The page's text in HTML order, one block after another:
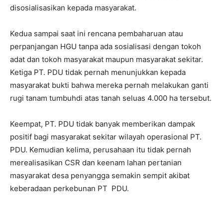
disosialisasikan kepada masyarakat.
Kedua sampai saat ini rencana pembaharuan atau
perpanjangan HGU tanpa ada sosialisasi dengan tokoh
adat dan tokoh masyarakat maupun masyarakat sekitar.
Ketiga PT. PDU tidak pernah menunjukkan kepada
masyarakat bukti bahwa mereka pernah melakukan ganti
rugi tanam tumbuhdi atas tanah seluas 4.000 ha tersebut.
Keempat, PT. PDU tidak banyak memberikan dampak
positif bagi masyarakat sekitar wilayah operasional PT.
PDU. Kemudian kelima, perusahaan itu tidak pernah
merealisasikan CSR dan keenam lahan pertanian
masyarakat desa penyangga semakin sempit akibat
keberadaan perkebunan PT PDU.